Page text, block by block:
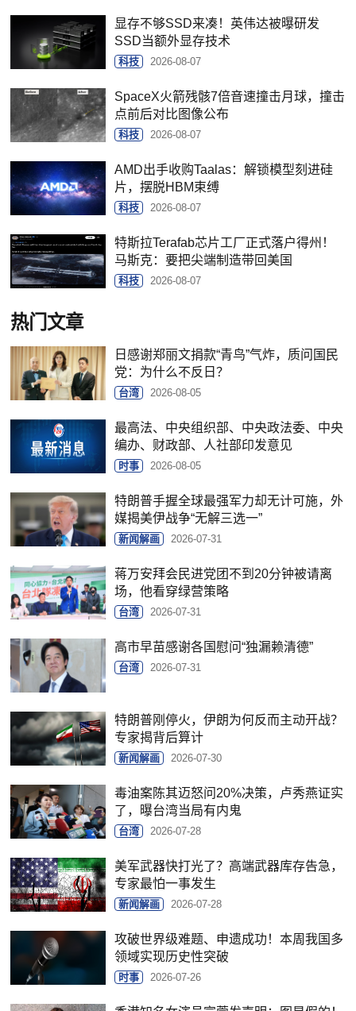
显存不够SSD来凑！英伟达被曝研发
SSD当额外显存技术
科技 2026-08-07
SpaceX火箭残骸7倍音速撞击月球，撞击
点前后对比图像公布
科技 2026-08-07
AMD出手收购Taalas：解锁模型刻进硅
片，摆脱HBM束缚
科技 2026-08-07
特斯拉Terafab芯片工厂正式落户得州！
马斯克：要把尖端制造带回美国
科技 2026-08-07
热门文章
日感谢郑丽文捐款“青鸟”气炸，质问国民
党：为什么不反日？
台湾 2026-08-05
最高法、中央组织部、中央政法委、中央
编办、财政部、人社部印发意见
时事 2026-08-05
特朗普手握全球最强军力却无计可施，外
媒揭美伊战争“无解三选一”
新闻解画 2026-07-31
蒋万安拜会民进党团不到20分钟被请离
场，他看穿绿营策略
台湾 2026-07-31
高市早苗感谢各国慰问“独漏赖清德”
台湾 2026-07-31
特朗普刚停火，伊朗为何反而主动开战？
专家揭背后算计
新闻解画 2026-07-30
毒油案陈其迈怒问20%决策，卢秀燕证实
了，曝台湾当局有内鬼
台湾 2026-07-28
美军武器快打光了？高端武器库存告急，
专家最怕一事发生
新闻解画 2026-07-28
攻破世界级难题、申遗成功！本周我国多
领域实现历史性突破
时事 2026-07-26